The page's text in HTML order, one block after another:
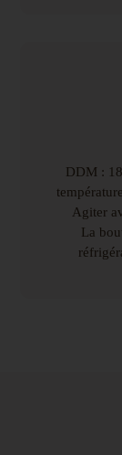
DDM :
Agiter
La